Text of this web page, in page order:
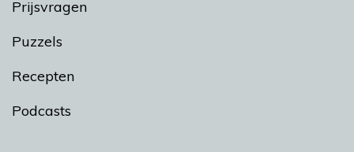
Prijsvragen
Puzzels
Recepten
Podcasts